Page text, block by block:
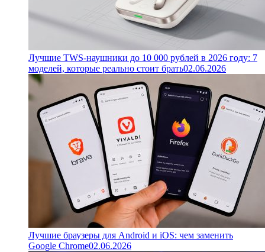
Лучшие TWS-наушники до 10 000 рублей в 2026 году: 7
моделей, которые реально стоит брать02.06.2026
Лучшие браузеры для Android и iOS: чем заменить
Google Chrome02.06.2026